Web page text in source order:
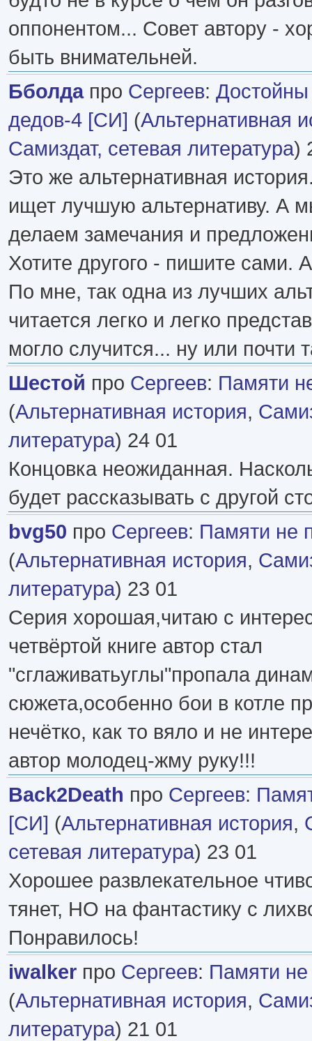
оппонентом... Совет автору -
быть внимательней.
Бболдапро Сергеев:
дедов-4 [СИ] (Альтернативная
Самиздат, сетевая литература)
Это же альтернативная
ищет лучшую альтернативу. А
делаем замечания и
Хотите другого - пишите сами.
По мне, так одна из лучших
читается легко и легко
могло случится... ну или почти
Шестой про Сергеев: Памяти
(Альтернативная история,
литература) 24 01
Концовка неожиданная.
будет рассказывать с другой
bvg50 про Сергеев: Памяти не
(Альтернативная история,
литература) 23 01
Серия хорошая,читаю с
четвёртой книге автор стал
"сглаживатьуглы"пропала
сюжета,особенно бои в котле
нечётко, как то вяло и не
автор молодец-жму руку!!!
Back2Death про Сергеев:
[СИ] (Альтернативная история,
сетевая литература) 23 01
Хорошее развлекательное
тянет, НО на фантастику с
Понравилось!
iwalker про Сергеев: Памяти
(Альтернативная история,
литература) 21 01